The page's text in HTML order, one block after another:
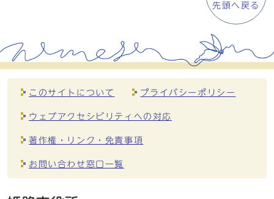
先頭へ戻る
このサイトについて プライバシーポリシー
ウェブアクセシビリティへの対応
著作権・リンク・免責事項
お問い合わせ窓口一覧